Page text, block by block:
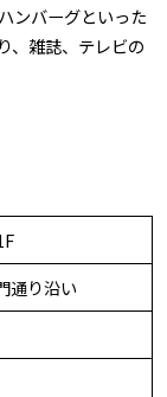
ンバーグといった
、雑誌、テレビの
通り沿い